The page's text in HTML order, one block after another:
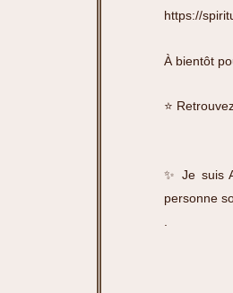
https://
À bientôt
⭐️
✨ Je suis
personne